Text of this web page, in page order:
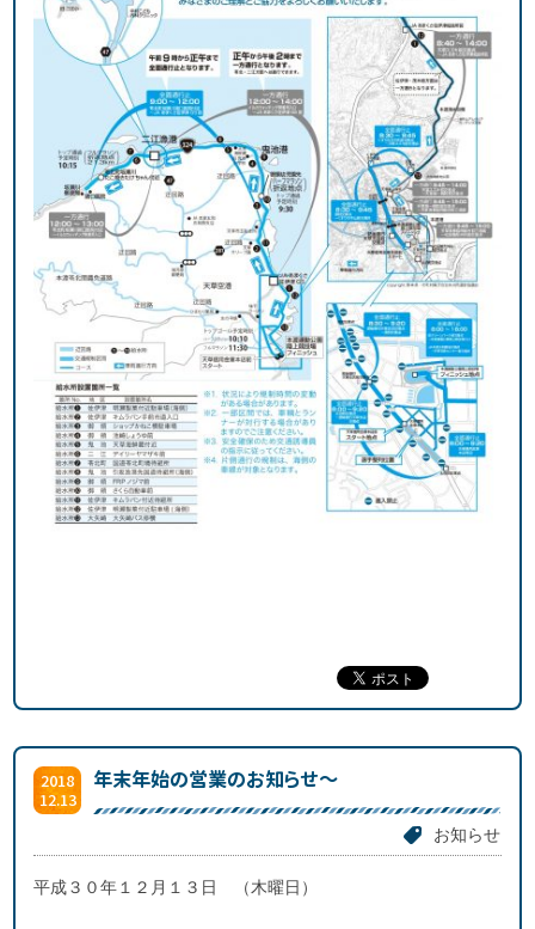
2018
12.13
年末年始の営業のお知らせ～
お知らせ
平成３０年１２月１３日 （木曜日）